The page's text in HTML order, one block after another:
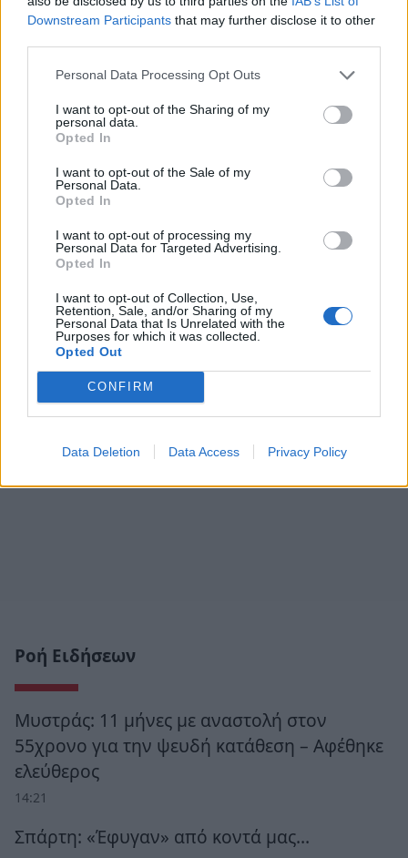
Downstream Participants that may further disclose it to other
Personal Data Processing Opt Outs
I want to opt-out of the Sharing of my
personal data.
Opted In
I want to opt-out of the Sale of my
Personal Data.
Opted In
I want to opt-out of processing my
Personal Data for Targeted Advertising.
Opted In
I want to opt-out of Collection, Use,
Retention, Sale, and/or Sharing of my
Personal Data that Is Unrelated with the
Purposes for which it was collected.
Opted Out
CONFIRM
Data Deletion Data Access Privacy Policy
Ροή Ειδήσεων
Μυστράς: 11 μήνες με αναστολή στον
55χρονο για την ψευδή κατάθεση – Αφέθηκε
ελεύθερος
14:21
Σπάρτη: «Έφυγαν» από κοντά μας…